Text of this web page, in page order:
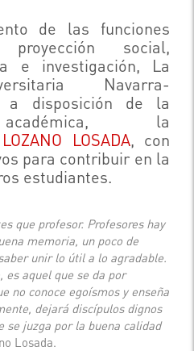
de las funciones
social,
e investigación, La
Navarra-
a disposición de la
la
LOSADA, con
para contribuir en la
estudiantes.
que profesor. Profesores hay
memoria, un poco de
unir lo útil a lo agradable.
es aquel que se da por
no conoce egoísmos y enseña
dejará discípulos dignos
se juzga por la buena calidad
Losada.